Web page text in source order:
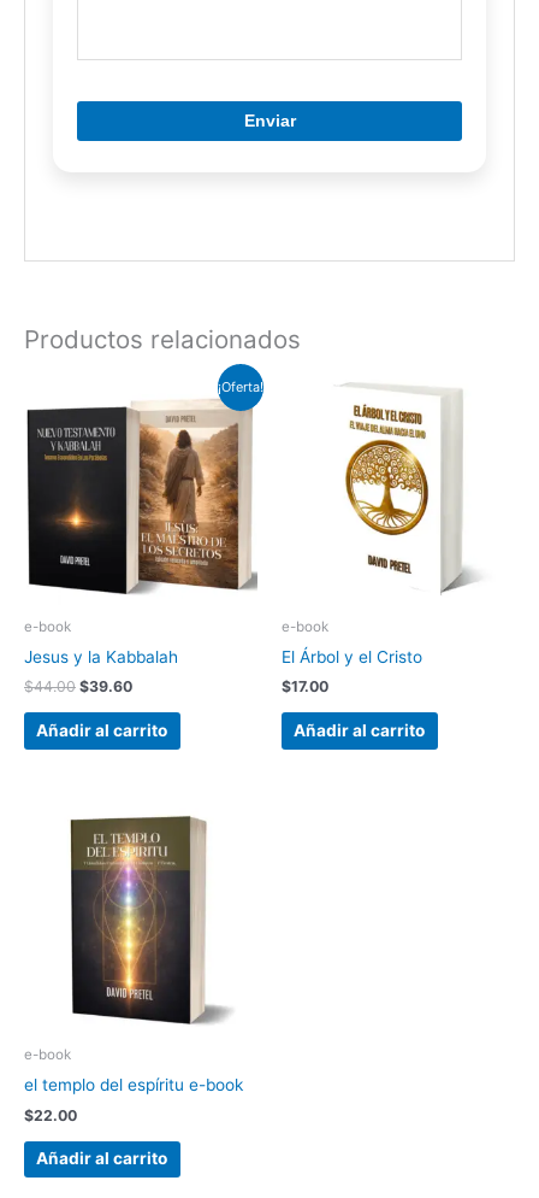
Productos relacionados
¡Oferta!
e-book
Jesus y la Kabbalah
$44.00
era:
$44.00.
$39.60
precio
actual
es:
$39.60.
Añadir al carrito
e-book
El Árbol y el Cristo
$17.00
Añadir al carrito
e-book
el templo del espíritu e-book
$22.00
Añadir al carrito